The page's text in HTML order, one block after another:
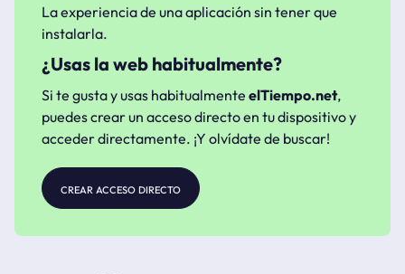
La experiencia de una aplicación sin tener que
instalarla.
¿Usas la web habitualmente?
Si te gusta y usas habitualmente elTiempo.net,
puedes crear un acceso directo en tu dispositivo y
acceder directamente. ¡Y olvídate de buscar!
crear acceso directo